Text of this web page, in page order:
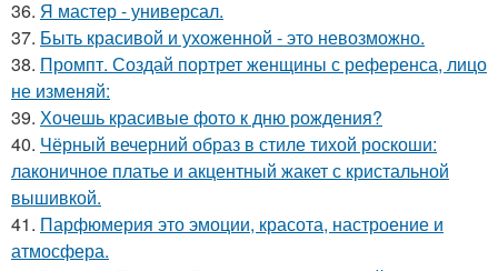
36. Я мастер - универсал.
37. Быть красивой и ухоженной - это невозможно.
38. Промпт. Создай портрет женщины с референса, лицо
не изменяй:
39. Хочешь красивые фото к дню рождения?
40. Чёрный вечерний образ в стиле тихой роскоши:
лаконичное платье и акцентный жакет с кристальной
вышивкой.
41. Парфюмерия это эмоции, красота, настроение и
атмосфера.